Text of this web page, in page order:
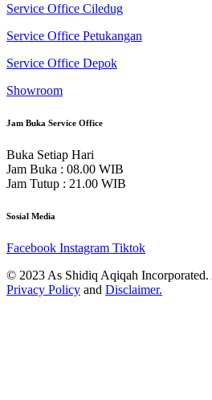
Service Office Ciledug
Service Office Petukangan
Service Office Depok
Showroom
Jam Buka Service Office
Buka Setiap Hari
Jam Buka : 08.00 WIB
Jam Tutup : 21.00 WIB
Sosial Media
Facebook Instagram Tiktok
© 2023 As Shidiq Aqiqah Incorporated.
Privacy Policy and Disclaimer.